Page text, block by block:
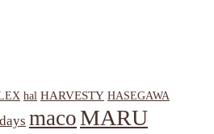
hal HARVESTY HASEGAWA
macoMARU